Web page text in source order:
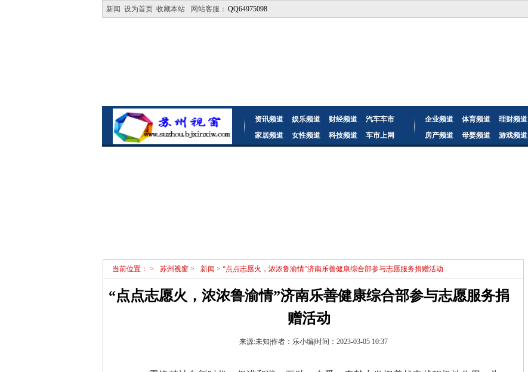
新闻 设为首页 收藏本站 网站客服： QQ64975098
资讯频道 娱乐频道 财经频道
汽车车市
家居频道
女性频道 科技频道 车市上网
企业频道 体育频道 理财频道
房产频道
母婴频道 游戏频道
当前位置： > 苏州视窗 > 新闻 > “点点志愿火，浓浓鲁渝情”济南乐善健康综合部参与志愿服务捐赠活动
“点点志愿火，浓浓鲁渝情”济南乐善健康综合部参与志愿服务捐
赠活动
来源:未知|作者：乐小编|时间：2023-03-05 10:37